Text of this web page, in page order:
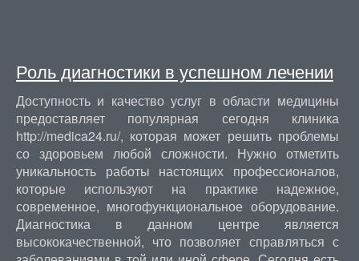
Роль диагностики в успешном лечении
Доступность и качество услуг в области медицины
предоставляет популярная сегодня клиника
http://medica24.ru/, которая может решить проблемы
со здоровьем любой сложности. Нужно отметить
уникальность работы настоящих профессионалов,
которые используют на практике надежное,
современное, многофункциональное оборудование.
Диагностика в данном центре является
высококачественной, что позволяет справляться с